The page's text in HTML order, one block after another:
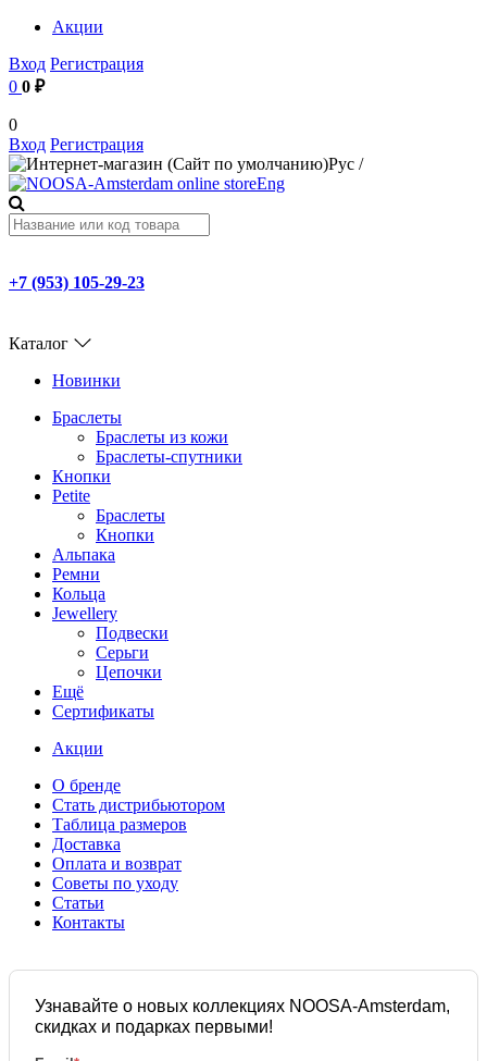
Акции
Вход Регистрация
0 0 ₽
0
Вход Регистрация
Рус /
Eng
+7 (953) 105-29-23
Каталог
Новинки
Браслеты
Браслеты из кожи
Браслеты-спутники
Кнопки
Petite
Браслеты
Кнопки
Альпака
Ремни
Кольца
Jewellery
Подвески
Серьги
Цепочки
Ещё
Сертификаты
Акции
О бренде
Стать дистрибьютором
Таблица размеров
Доставка
Оплата и возврат
Советы по уходу
Статьи
Контакты
Узнавайте о новых коллекциях NOOSA-Amsterdam,
скидках и подарках первыми!